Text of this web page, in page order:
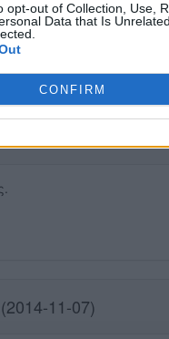
opt-out of Collection, Use,
Data that Is
CONFIRM
10-31)
11-07)